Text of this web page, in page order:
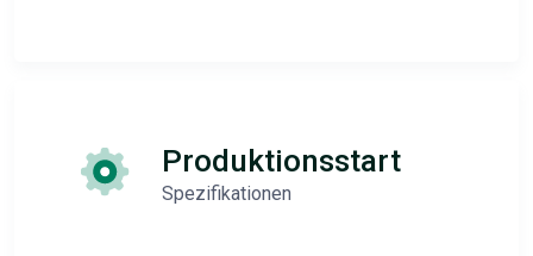
Produktionsstart
Spezifikationen